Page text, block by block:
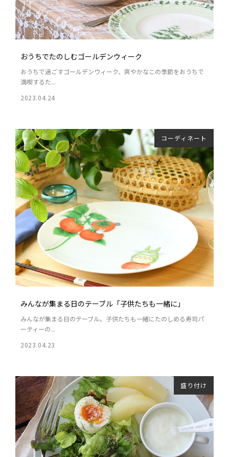
おうちでたのしむゴールデンウィーク
おうちで過ごすゴールデンウィーク、爽やかなこの季節をおうちで
満喫するた...
2023.04.24
コーディネート
みんなが集まる日のテーブル「子供たちも一緒に」
みんなが集まる日のテーブル。子供たちも一緒にたのしめる寿司パ
ーティーの...
2023.04.23
盛り付け